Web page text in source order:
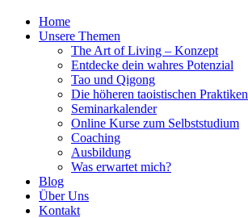
Home
Unsere Themen
The Art of Living – Konzept
Entdecke dein wahres Potenzial
Tao und Qigong
Die höheren taoistischen Praktiken
Seminarkalender
Online Kurse zum Selbststudium
Coaching
Ausbildung
Was erwartet mich?
Blog
Über Uns
Kontakt